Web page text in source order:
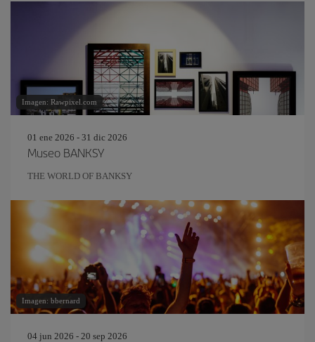
Imagen: Rawpixel.com
01 ene 2026 - 31 dic 2026
Museo BANKSY
THE WORLD OF BANKSY
Imagen: bbernard
04 jun 2026 - 20 sep 2026